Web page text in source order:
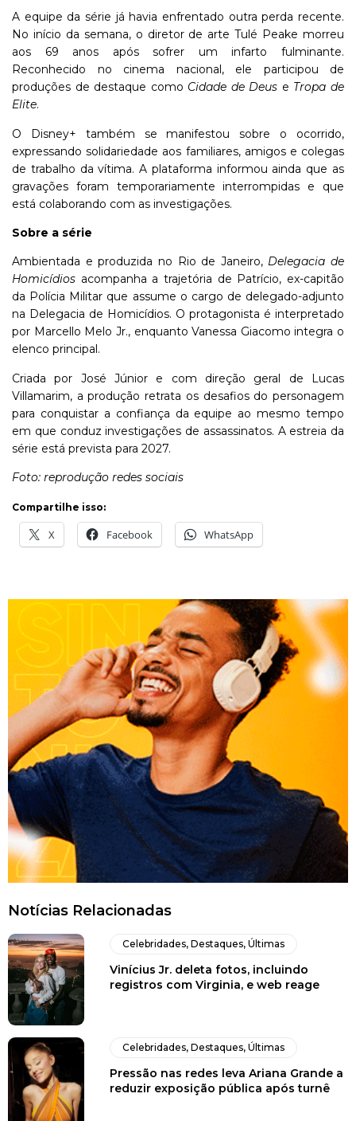
A equipe da série já havia enfrentado outra perda recente.
No início da semana, o diretor de arte Tulé Peake morreu
aos 69 anos após sofrer um infarto fulminante.
Reconhecido no cinema nacional, ele participou de
produções de destaque como Cidade de Deus e Tropa de
Elite.
O Disney+ também se manifestou sobre o ocorrido,
expressando solidariedade aos familiares, amigos e colegas
de trabalho da vítima. A plataforma informou ainda que as
gravações foram temporariamente interrompidas e que
está colaborando com as investigações.
Sobre a série
Ambientada e produzida no Rio de Janeiro, Delegacia de
Homicídios acompanha a trajetória de Patrício, ex-capitão
da Polícia Militar que assume o cargo de delegado-adjunto
na Delegacia de Homicídios. O protagonista é interpretado
por Marcello Melo Jr., enquanto Vanessa Giacomo integra o
elenco principal.
Criada por José Júnior e com direção geral de Lucas
Villamarim, a produção retrata os desafios do personagem
para conquistar a confiança da equipe ao mesmo tempo
em que conduz investigações de assassinatos. A estreia da
série está prevista para 2027.
Foto: reprodução redes sociais
Compartilhe isso:
X Facebook WhatsApp
Notícias Relacionadas
Celebridades,Destaques,Últimas
Vinícius Jr. deleta fotos, incluindo
registros com Virginia, e web reage
Celebridades,Destaques,Últimas
Pressão nas redes leva Ariana Grande a
reduzir exposição pública após turnê